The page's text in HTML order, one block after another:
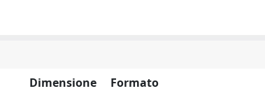
Dimensione
Formato